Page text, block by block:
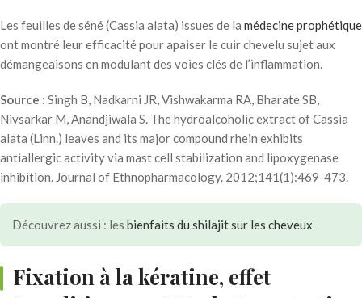
Les feuilles de séné (Cassia alata) issues de la médecine prophétique
ont montré leur efficacité pour apaiser le cuir chevelu sujet aux
démangeaisons en modulant des voies clés de l’inflammation.
Source : Singh B, Nadkarni JR, Vishwakarma RA, Bharate SB,
Nivsarkar M, Anandjiwala S. The hydroalcoholic extract of Cassia
alata (Linn.) leaves and its major compound rhein exhibits
antiallergic activity via mast cell stabilization and lipoxygenase
inhibition. Journal of Ethnopharmacology. 2012;141(1):469-473.
Découvrez aussi : les bienfaits du shilajit sur les cheveux
Fixation à la kératine, effet